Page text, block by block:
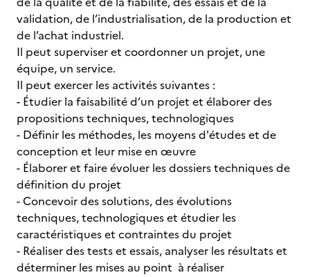
validation, de l’industrialisation, de la production et
de l’achat industriel.
Il peut superviser et coordonner un projet, une
équipe, un service.
Il peut exercer les activités suivantes :
- Étudier la faisabilité d’un projet et élaborer des
propositions techniques, technologiques
- Définir les méthodes, les moyens d'études et de
conception et leur mise en œuvre
- Élaborer et faire évoluer les dossiers techniques de
définition du projet
- Concevoir des solutions, des évolutions
techniques, technologiques et étudier les
caractéristiques et contraintes du projet
- Réaliser des tests et essais, analyser les résultats et
déterminer les mises au point à réaliser